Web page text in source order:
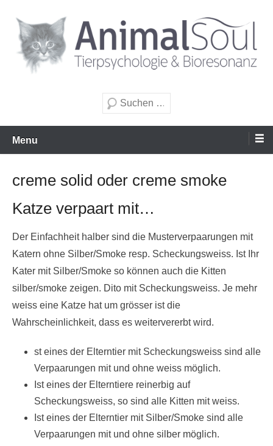
Inhalt
wechseln
Suche
Menu
creme solid oder creme smoke
Katze verpaart mit…
Der Einfachheit halber sind die Musterverpaarungen mit
Katern ohne Silber/Smoke resp. Scheckungsweiss. Ist Ihr
Kater mit Silber/Smoke so können auch die Kitten
silber/smoke zeigen. Dito mit Scheckungsweiss. Je mehr
weiss eine Katze hat um grösser ist die
Wahrscheinlichkeit, dass es weitervererbt wird.
st eines der Elterntier mit Scheckungsweiss sind alle
Verpaarungen mit und ohne weiss möglich.
Ist eines der Elterntiere reinerbig auf
Scheckungsweiss, so sind alle Kitten mit weiss.
Ist eines der Elterntier mit Silber/Smoke sind alle
Verpaarungen mit und ohne silber möglich.